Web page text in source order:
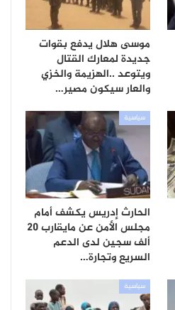
موسى هلال يدفع بقوات
جديدة لمعارك القتال
ويتوعد ..الهزيمة والخزي
والعار سيكون مصير…
سياسية
الحارث إدريس يكشف أمام
مجلس الأمن عن مايقارب 20
ألف سجين لدى الدعم
السريع وتجارة…
سياسية